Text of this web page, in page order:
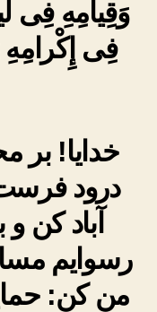
وَقِيامِهِ فِى
فِى
خدایا! بر
درود
آباد کن
رسوایم
من کن: